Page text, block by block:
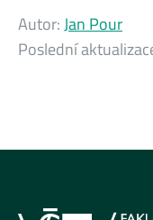
Autor:Jan Pour
Poslední